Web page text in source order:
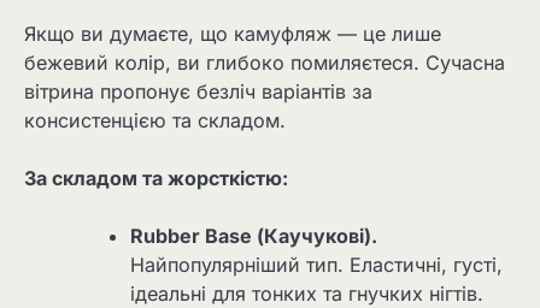
Якщо ви думаєте, що камуфляж — це лише
бежевий колір, ви глибоко помиляєтеся. Сучасна
вітрина пропонує безліч варіантів за
консистенцією та складом.
За складом та жорсткістю:
Rubber Base (Каучукові).
Найпопулярніший тип. Еластичні, густі,
ідеальні для тонких та гнучких нігтів.